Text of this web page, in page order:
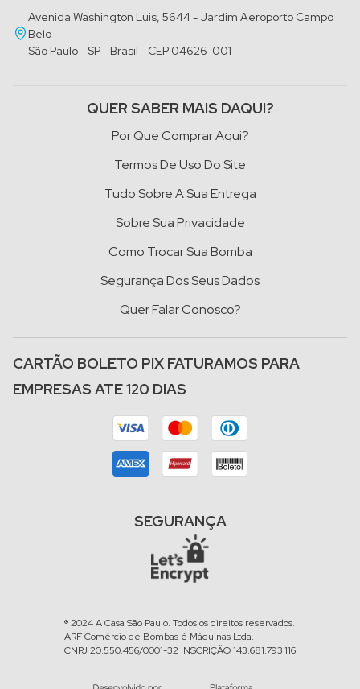
Avenida Washington Luis, 5644 - Jardim Aeroporto Campo
Belo
São Paulo - SP - Brasil - CEP 04626-001
QUER SABER MAIS DAQUI?
Por Que Comprar Aqui?
Termos De Uso Do Site
Tudo Sobre A Sua Entrega
Sobre Sua Privacidade
Como Trocar Sua Bomba
Segurança Dos Seus Dados
Quer Falar Conosco?
CARTÃO BOLETO PIX FATURAMOS PARA
EMPRESAS ATE 120 DIAS
SEGURANÇA
® 2024 A Casa São Paulo. Todos os direitos reservados.
ARF Comércio de Bombas é Máquinas Ltda.
CNPJ 20.550.456/0001-32 INSCRIÇÃO 143.681.793.116